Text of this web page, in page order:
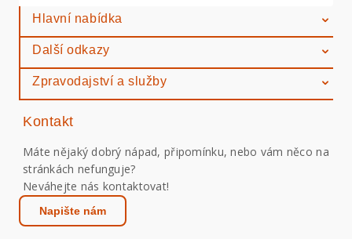
Hlavní nabídka
Další odkazy
Zpravodajství a služby
Kontakt
Máte nějaký dobrý nápad, připomínku, nebo vám něco na
stránkách nefunguje?
Neváhejte nás kontaktovat!
Napište nám